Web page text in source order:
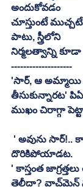
అందుకోవడం
చూస్తుంటే
పాటు, స్త్రీలోని
నిర్మలత్వాన్ని
--------------------
'సార్‌, ఆ అమ్మాయి హత్య కేసులో చంద్రం అనే అతణ్ణి అదుపు లోకి
తీసుకున్నారట'
ముఖం చిరాగ్గా
దొరికిపోయాడట.
' కాస్తంత జాగ్రత్తలు
తెలీదా? వాచ్‌మెన్‌ ను అదుపులోకి తీసుకున్నప్పుడు చంద్రంని